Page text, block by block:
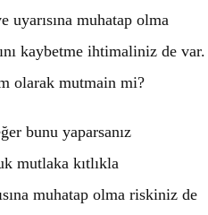
muhatap olma
kaybetme ihtimaliniz de var.
olarak mutmain mi?
bunu yaparsanız
mutlaka kıtlıkla
muhatap olma riskiniz de